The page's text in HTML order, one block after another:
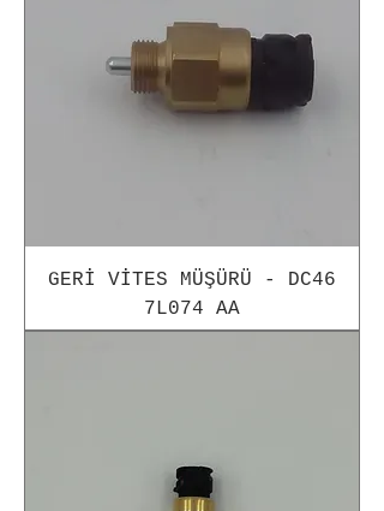
GERİ VİTES MÜŞÜRÜ - DC46
7L074 AA